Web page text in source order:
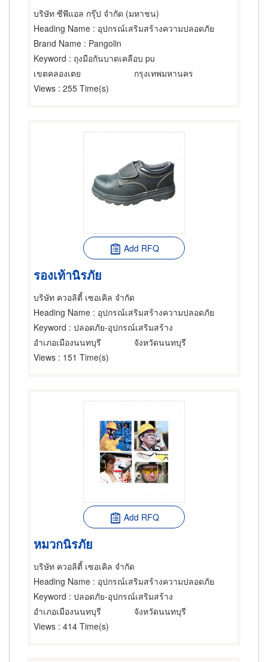
บริษัท ซีพีแอล กรุ๊ป จำกัด (มหาชน)
Heading Name : อุปกรณ์เสริมสร้างความปลอดภัย
Brand Name : Pangolin
Keyword : ถุงมือกันบาดเคลือบ pu
เขตคลองเตย
กรุงเทพมหานคร
Views : 255 Time(s)
Add RFQ
รองเท้านิรภัย
บริษัท ควอลิตี้ เซอเคิล จำกัด
Heading Name : อุปกรณ์เสริมสร้างความปลอดภัย
Keyword : ปลอดภัย-อุปกรณ์เสริมสร้าง
อำเภอเมืองนนทบุรี
จังหวัดนนทบุรี
Views : 151 Time(s)
Add RFQ
หมวกนิรภัย
บริษัท ควอลิตี้ เซอเคิล จำกัด
Heading Name : อุปกรณ์เสริมสร้างความปลอดภัย
Keyword : ปลอดภัย-อุปกรณ์เสริมสร้าง
อำเภอเมืองนนทบุรี
จังหวัดนนทบุรี
Views : 414 Time(s)